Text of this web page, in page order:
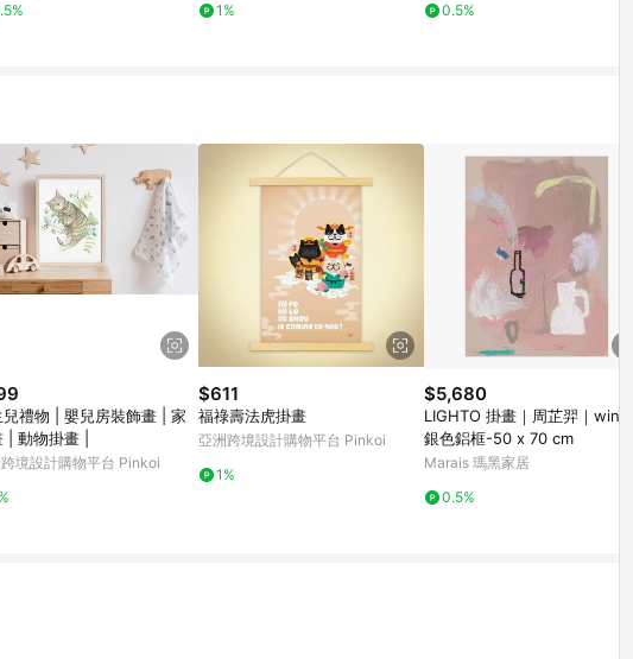
1%
0.5%
嬰兒房裝飾畫 | 家
境設計購物平台 Pinkoi
$611
福祿壽法虎掛畫
亞洲跨境設計購物平台 Pinkoi
1%
$5,680
LIGHTO 掛畫｜周芷羿｜wine -
銀色鋁框-50 x 70 cm
Marais 瑪黑家居
0.5%